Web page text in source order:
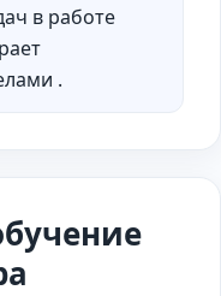
в работе
.